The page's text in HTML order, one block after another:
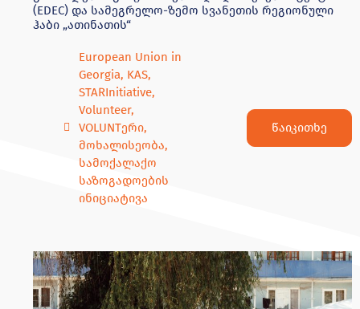
(EDEC) და სამეგრელო-ზემო სვანეთის რეგიონული
ჰაბი „ათინათის“
European Union in
Georgia, KAS,
STARInitiative,
Volunteer,
VOLUNTერი,
მოხალისეობა,
სამოქალაქო
საზოგადოების
ინიციატივა
წაიკითხე